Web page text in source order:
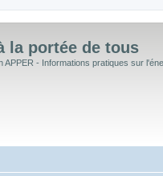
la portée de tous
APPER - Informations pratiques sur